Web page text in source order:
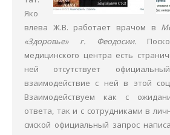
Пример Дела под Ключ
Я в суде (судебная практика)
Яко
влева Ж.В. работает врачом в
«Здоровье» г. Феодосии.
медицинского центра есть
ней отсутствует
взаимодействие с ней в этой
Взаимодействуем как с
ответа, так и с сотрудниками в
смской официальный запрос